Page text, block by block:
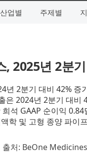
산업별 주제별
, 2025년 2분
년 2분기 대비 42% 증
은 2024년 2분기 대비
석 GAAP 순이익
학 및 고형 종양 파이
출처: BeOne